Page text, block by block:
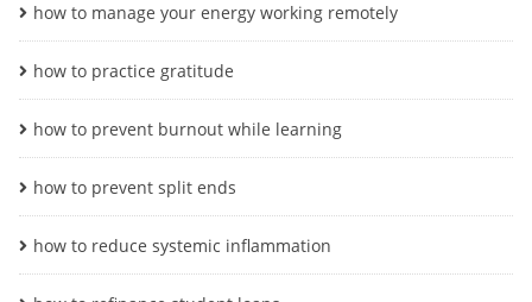
how to manage your energy working remotely
how to practice gratitude
how to prevent burnout while learning
how to prevent split ends
how to reduce systemic inflammation